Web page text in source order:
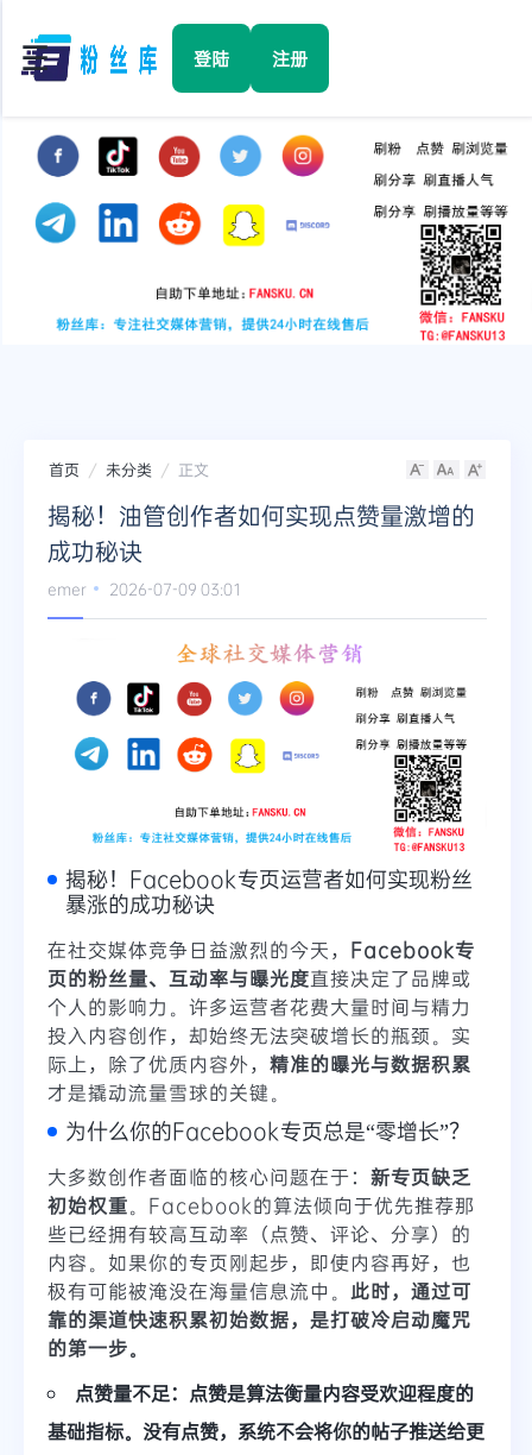
☰ 登陆 注册
Facebook
TikTok
YouTube
Twitter
首页 未分类 正文
揭秘！油管创作者如何实现点赞量激增的
成功秘诀
emer 2026-07-09 03:01
揭秘！Facebook专页运营者如何实现粉丝
暴涨的成功秘诀
在社交媒体竞争日益激烈的今天， Facebook专
页的粉丝量、互动率与曝光度直接决定了品牌或
个人的影响力。许多运营者花费大量时间与精力
投入内容创作，却始终无法突破增长的瓶颈。实
际上，除了优质内容外， 精准的曝光与数据积累
才是撬动流量雪球的关键。
为什么你的Facebook专页总是“零增长”？
大多数创作者面临的核心问题在于： 新专页缺乏
初始权重。Facebook的算法倾向于优先推荐那
些已经拥有较高互动率（点赞、评论、分享）的
内容。如果你的专页刚起步，即使内容再好，也
极有可能被淹没在海量信息流中。 此时，通过可
靠的渠道快速积累初始数据，是打破冷启动魔咒
的第一步。
点赞量不足：点赞是算法衡量内容受欢迎程度的
基础指标。没有点赞，系统不会将你的帖子推送给更